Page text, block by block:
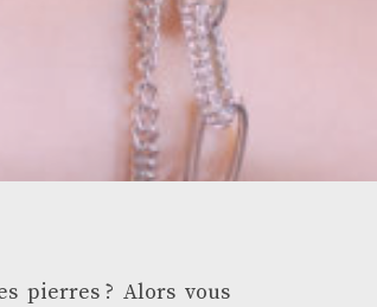
pierres ? Alors vous